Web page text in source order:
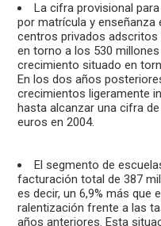
La cifra provisional
por matrícula y enseñanza
centros privados adscritos
en torno a los 530
crecimiento situado en
En los dos años
crecimientos ligeramente
hasta alcanzar una cifra
euros en 2004.
El segmento de
facturación total de 387
es decir, un 6,9% más que
ralentización frente a las
años anteriores. Esta